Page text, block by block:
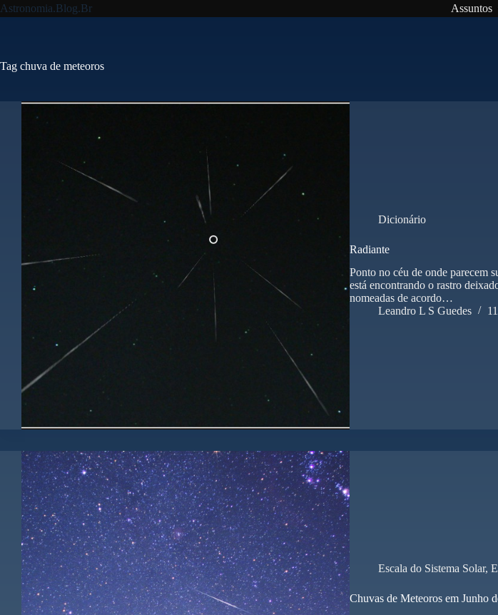
Pular
para
Astronomia.Blog.Br Assuntos
Tag chuva de meteoros
Dicionário
Radiante
Ponto no céu de onde parecem
está encontrando o rastro
nomeadas de acordo…
Leandro L S Guedes
Escala do Sistema Solar,
Chuvas de Meteoros em Junho